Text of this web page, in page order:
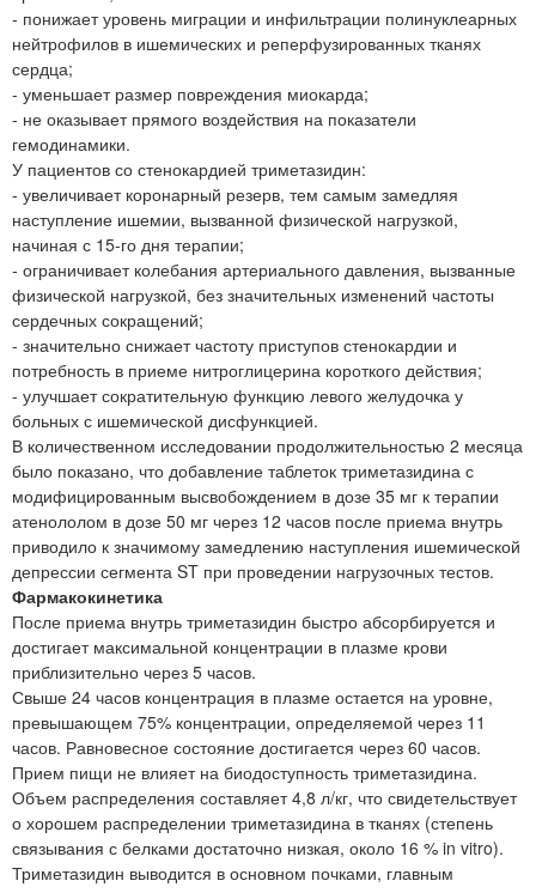
- понижает уровень миграции и инфильтрации полинуклеарных
нейтрофилов в ишемических и реперфузированных тканях
сердца;
- уменьшает размер повреждения миокарда;
- не оказывает прямого воздействия на показатели
гемодинамики.
У пациентов со стенокардией триметазидин:
- увеличивает коронарный резерв, тем самым замедляя
наступление ишемии, вызванной физической нагрузкой,
начиная с 15-го дня терапии;
- ограничивает колебания артериального давления, вызванные
физической нагрузкой, без значительных изменений частоты
сердечных сокращений;
- значительно снижает частоту приступов стенокардии и
потребность в приеме нитроглицерина короткого действия;
- улучшает сократительную функцию левого желудочка у
больных с ишемической дисфункцией.
В количественном исследовании продолжительностью 2 месяца
было показано, что добавление таблеток триметазидина с
модифицированным высвобождением в дозе 35 мг к терапии
атенололом в дозе 50 мг через 12 часов после приема внутрь
приводило к значимому замедлению наступления ишемической
депрессии сегмента ST при проведении нагрузочных тестов.
Фармакокинетика
После приема внутрь триметазидин быстро абсорбируется и
достигает максимальной концентрации в плазме крови
приблизительно через 5 часов.
Свыше 24 часов концентрация в плазме остается на уровне,
превышающем 75% концентрации, определяемой через 11
часов. Равновесное состояние достигается через 60 часов.
Прием пищи не влияет на биодоступность триметазидина.
Объем распределения составляет 4,8 л/кг, что свидетельствует
о хорошем распределении триметазидина в тканях (степень
связывания с белками достаточно низкая, около 16 % in vitro).
Триметазидин выводится в основном почками, главным